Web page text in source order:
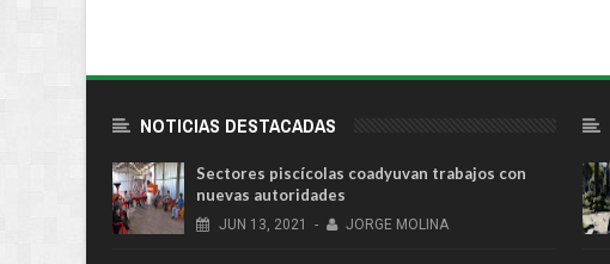
NOTICIAS DESTACADAS
Sectores piscícolas coadyuvan trabajos con
nuevas autoridades
JUN 13, 2021 - JORGE MOLINA